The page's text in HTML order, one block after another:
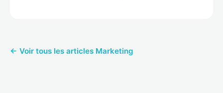
← Voir tous les articles Marketing